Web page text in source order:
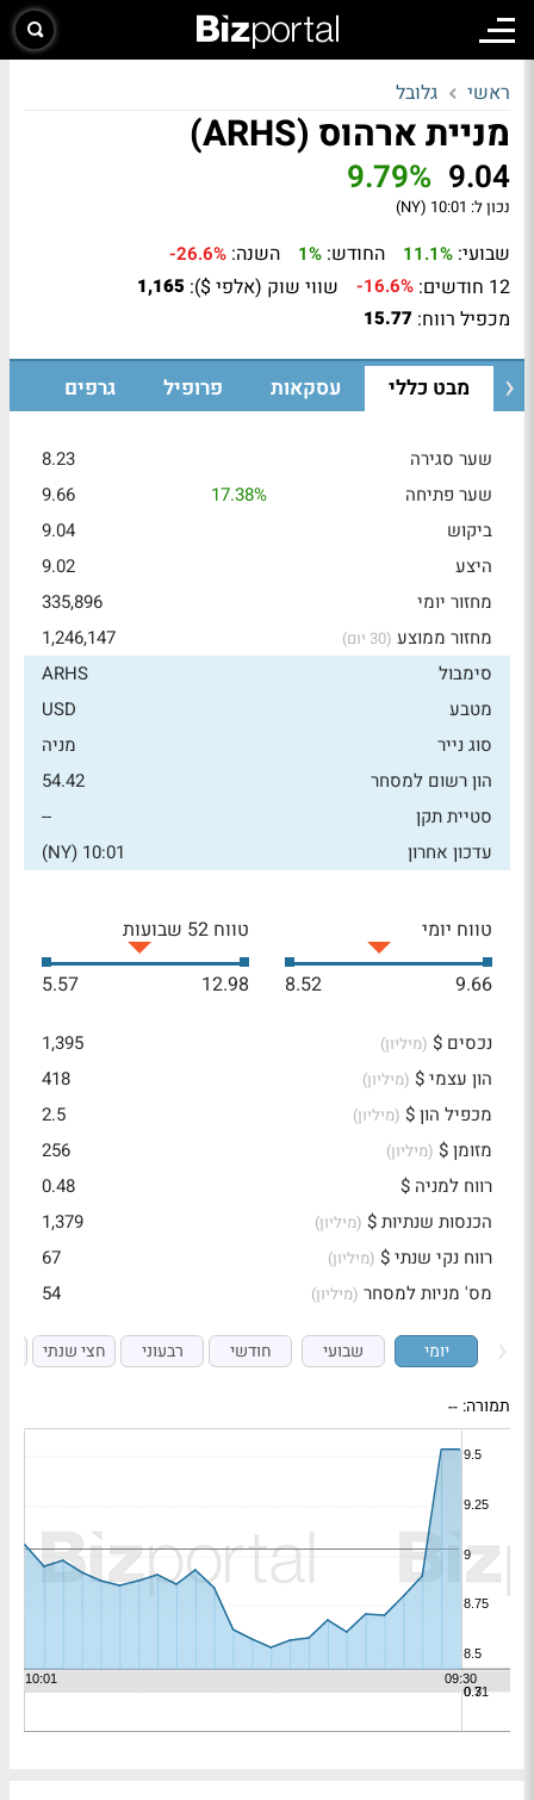
ראשי גלובל
מניית ארהוס (ARHS)
9.04
9.79%
נכון ל: 10:01 (NY)
שבועי: 11.1% החודש: 1% השנה: -26.6%
12 חודשים: -16.6% שווי שוק (אלפי $): 1,165
מכפיל רווח: 15.77
מבט כללי עסקאות פרופיל גרפים
שער סגירה
8.23
שער פתיחה
17.38%
9.66
ביקוש
9.04
היצע
9.02
מחזור יומי
335,896
מחזור ממוצע (30 יום)
1,246,147
סימבול
ARHS
מטבע
USD
סוג נייר
מניה
הון רשום למסחר
54.42
סטיית תקן
--
עדכון אחרון
10:01 (NY)
טווח יומי
9.66
8.52
טווח 52 שבועות
12.98
5.57
נכסים $ (מיליון)
1,395
הון עצמי $ (מיליון)
418
מכפיל הון $ (מיליון)
2.5
מזומן $ (מיליון)
256
רווח למניה $
0.48
הכנסות שנתיות $ (מיליון)
1,379
רווח נקי שנתי $ (מיליון)
67
מס' מניות למסחר (מיליון) 54
יומי שבועי חודשי רבעוני חצי שנתי
תמורה: --